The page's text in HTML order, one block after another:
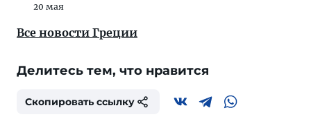
20 мая
Все новости Греции
Делитесь тем, что нравится
Скопировать ссылку